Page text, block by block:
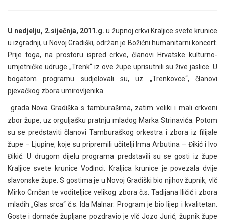
U nedjelju, 2.siječnja, 2011.g. u župnoj crkvi Kraljice svete krunice
u izgradnji, u Novoj Gradiški, održan je Božićni humanitarni koncert.
Prije toga, na prostoru ispred crkve, članovi Hrvatske kulturno-
umjetničke udruge „Trenk“ iz ove župe uprisutnili su žive jaslice. U
bogatom programu sudjelovali su, uz „Trenkovce“, članovi
pjevačkog zbora umirovljenika
grada Nova Gradiška s tamburašima, zatim veliki i mali crkveni
zbor župe, uz orguljašku pratnju mladog Marka Strinavića. Potom
su se predstaviti članovi Tamburaškog orkestra i zbora iz filijale
župe – Ljupine, koje su pripremili učitelji Irma Arbutina – Đikić i Ivo
Đikić. U drugom dijelu programa predstavili su se gosti iz župe
Kraljice svete krunice Vođinci. Kraljica krunice je povezala dvije
slavonske župe. S gostima je u Novoj Gradiški bio njihov župnik, vlč
Mirko Crnčan te voditeljice velikog zbora č.s. Tadijana Iličić i zbora
mladih „Glas srca“ č.s. Ida Malnar. Program je bio lijep i kvalitetan.
Goste i domaće župljane pozdravio je vlč Jozo Jurić, župnik župe